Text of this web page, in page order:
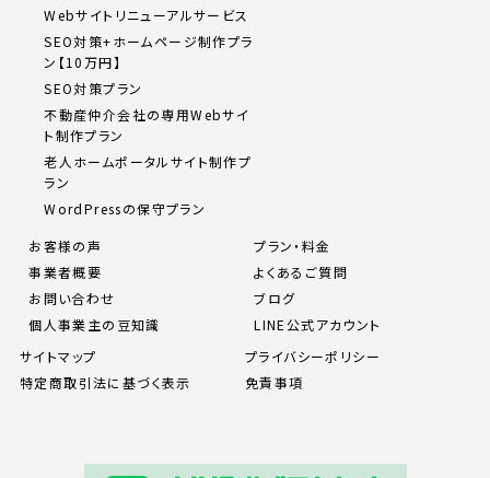
Webサイトリニューアルサービス
SEO対策+ホームページ制作プラ
ン【10万円】
SEO対策プラン
不動産仲介会社の専用Webサイ
ト制作プラン
老人ホームポータルサイト制作プ
ラン
WordPressの保守プラン
お客様の声
プラン・料金
事業者概要
よくあるご質問
お問い合わせ
ブログ
個人事業主の豆知識
LINE公式アカウント
サイトマップ
プライバシーポリシー
特定商取引法に基づく表示
免責事項